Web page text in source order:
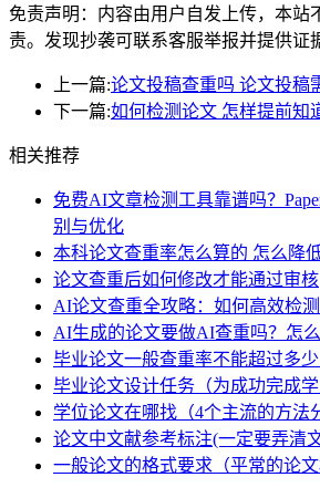
免责声明：内容由用户自发上传，本站
责。发现抄袭可联系客服举报并提供证
上一篇:论文投稿查重吗 论文投稿
下一篇:如何检测论文 怎样提前知
相关推荐
免费AI文章检测工具靠谱吗？
别与优化
本科论文查重率怎么算的 怎么降
论文查重后如何修改才能通过审核
AI论文查重全攻略：如何高效检
AI生成的论文要做AI查重吗？怎么
毕业论文一般查重率不能超过多少
毕业论文设计任务（为成功完成学
学位论文在哪找（4个主流的方法
论文中文献参考标注(一定要弄清
一般论文的格式要求（平常的论文